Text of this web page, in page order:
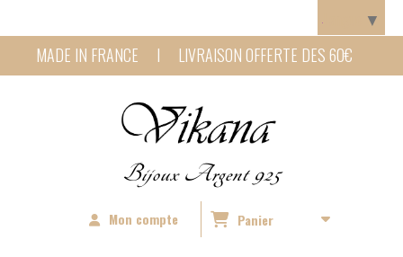
MADE IN FRANCE I LIVRAISON OFFERTE DES 60€
Bijoux Argent 925
Mon compte Panier
▼